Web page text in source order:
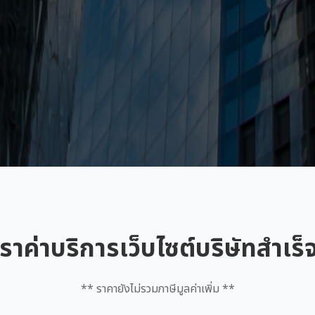
าค่าบริการเว็บไซต์บริษัทสำเร็
** ราคายังไม่รวมภาษีมูลค่าเพิ่ม **